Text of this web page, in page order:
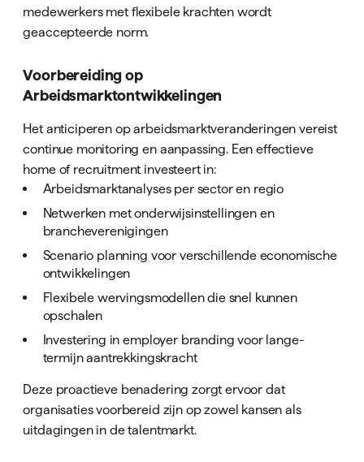
medewerkers met flexibele krachten wordt
geaccepteerde norm.
Voorbereiding op
Arbeidsmarktontwikkelingen
Het anticiperen op arbeidsmarktveranderingen vereist
continue monitoring en aanpassing. Een effectieve
home of recruitment investeert in:
Arbeidsmarktanalyses per sector en regio
Netwerken met onderwijsinstellingen en
brancheverenigingen
Scenario planning voor verschillende economische
ontwikkelingen
Flexibele wervingsmodellen die snel kunnen
opschalen
Investering in employer branding voor lange-
termijn aantrekkingskracht
Deze proactieve benadering zorgt ervoor dat
organisaties voorbereid zijn op zowel kansen als
uitdagingen in de talentmarkt.